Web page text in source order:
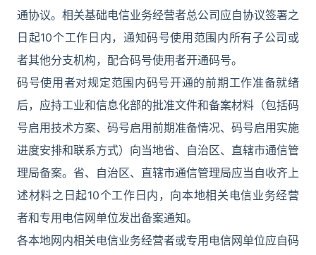
通协议。相关基础电信业务经营者总公司应自协议签署之
日起10个工作日内，通知码号使用范围内所有子公司或
者其他分支机构，配合码号使用者开通码号。
码号使用者对规定范围内码号开通的前期工作准备就绪
后，应持工业和信息化部的批准文件和备案材料（包括码
号启用技术方案、码号启用前期准备情况、码号启用实施
进度安排和联系方式）向当地省、自治区、直辖市通信管
理局备案。省、自治区、直辖市通信管理局应当自收齐上
述材料之日起10个工作日内，向本地相关电信业务经营
者和专用电信网单位发出备案通知。
各本地网内相关电信业务经营者或专用电信网单位应自码